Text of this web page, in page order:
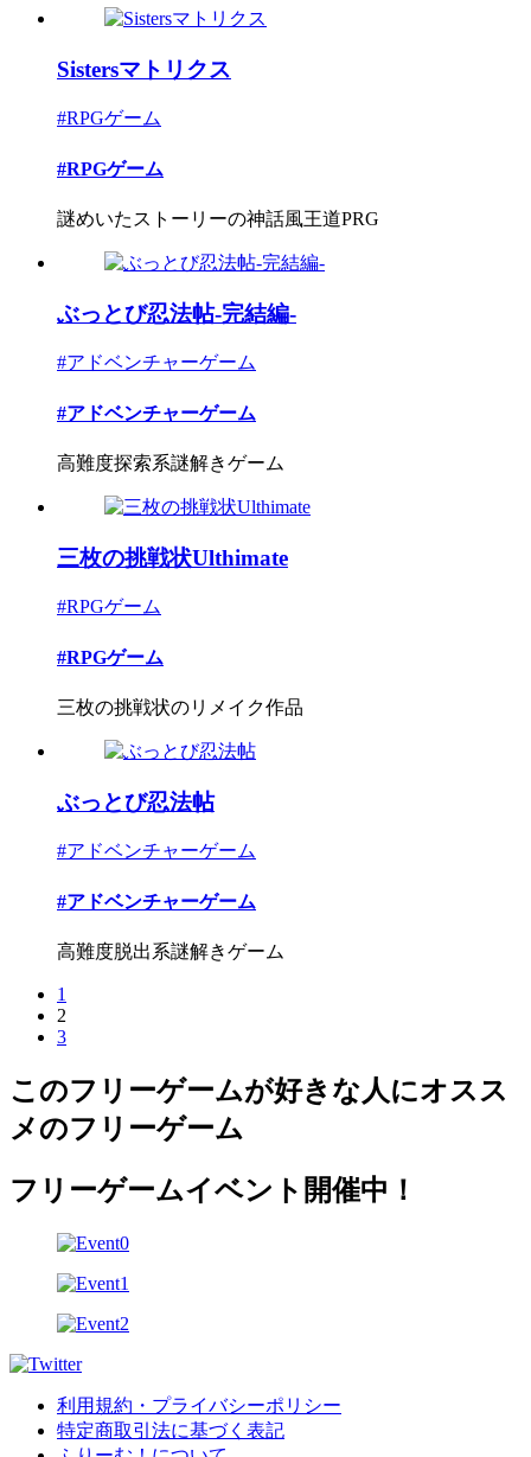
Sistersマトリクス
#RPGゲーム
#RPGゲーム
謎めいたストーリーの神話風王道PRG
ぶっとび忍法帖-完結編-
#アドベンチャーゲーム
#アドベンチャーゲーム
高難度探索系謎解きゲーム
三枚の挑戦状Ulthimate
#RPGゲーム
#RPGゲーム
三枚の挑戦状のリメイク作品
ぶっとび忍法帖
#アドベンチャーゲーム
#アドベンチャーゲーム
高難度脱出系謎解きゲーム
1
2
3
このフリーゲームが好きな人にオスス
メのフリーゲーム
フリーゲームイベント開催中！
利用規約・プライバシーポリシー
特定商取引法に基づく表記